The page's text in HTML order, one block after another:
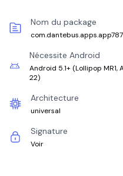
Nom du package
Nécessite Android
Android 5.1+ (Lollipop MR1,
22)
Architecture
universal
Signature
Voir